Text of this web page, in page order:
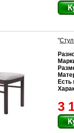
"
Есть
3